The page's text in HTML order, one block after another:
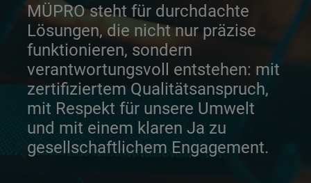
MÜPRO steht für durchdachte
Lösungen, die nicht nur präzise
funktionieren, sondern
verantwortungsvoll entstehen: mit
zertifiziertem Qualitätsanspruch,
mit Respekt für unsere Umwelt
und mit einem klaren Ja zu
gesellschaftlichem Engagement.